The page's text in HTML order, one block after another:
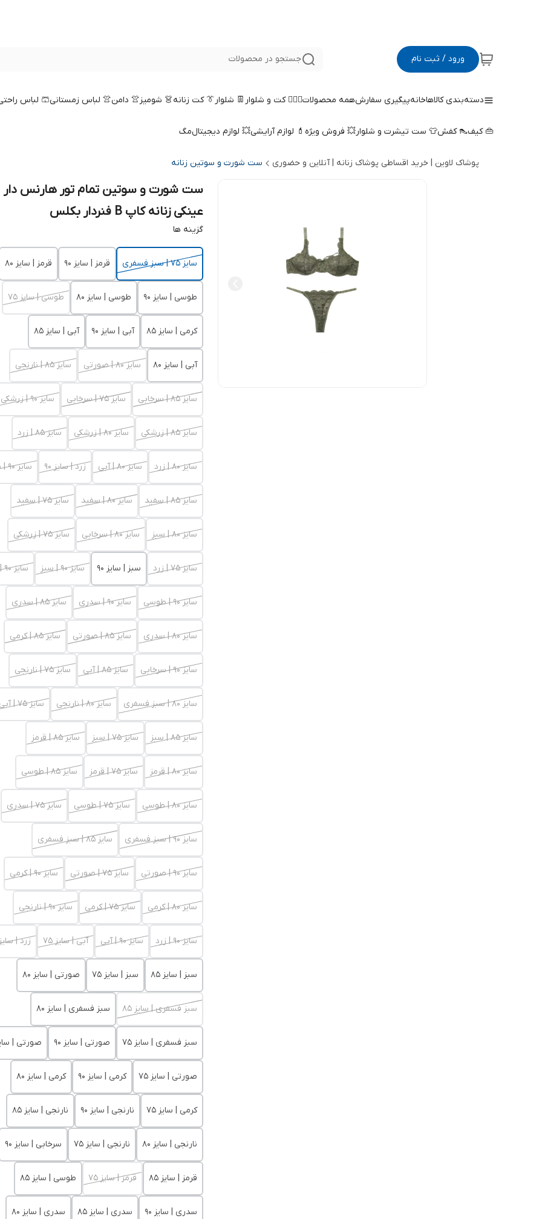
ورود / ثبت نام جستجو در محصولات
دسته‌بندی کالاهاخانهپیگیری سفارشهمه محصولات🤵🏻‍♀️ کت و شلوار 👖 شلوار👔 کت زنانه👗 شومیز👚 دامن👚 لباس زمستانی🩳 لباس
👜 کیف👠 کفش👕 ست تیشرت و شلوار💥 فروش ویژه 💄 لوازم آرایشی💥 لوازم دیجیتالمگ
پوشاک لاوین | خرید اقساطی پوشاک زنانه | آنلاین و حضوری ست شورت و سوتین زنانه
ست شورت و سوتین تمام تور هارنس دار
عینکی زنانه کاپ B فنردار بکلس
گزینه ها
سایز 75 | سبز فسفری قرمز | سایز 90 قرمز | سایز 80
طوسی | سایز 90 طوسی | سایز 80 طوسی | سایز 75
کرمی | سایز 85 آبی | سایز 90 آبی | سایز 85
آبی | سایز 80 سایز 80 | صورتی سایز 85 | نارنجی
سایز 85 | سرخابی سایز 75 | سرخابی سایز 90 | زرشکی
سایز 85 | زرشکی سایز 80 | زرشکی سایز 85 | زرد
سایز 80 | زرد سایز 80 | آبی زرد | سایز 90 سایز 90 | سفید
سایز 85 | سفید سایز 80 | سفید سایز 75 | سفید
سایز 80 | سبز سایز 80 | سرخابی سایز 75 | زرشکی
سایز 75 | زرد سبز | سایز 90 سایز 90 | سبز سایز 90 | قرمز
سایز 90 | طوسی سایز 90 | سدری سایز 85 | سدری
سایز 80 | سدری سایز 85 | صورتی سایز 85 | کرمی
سایز 90 | سرخابی سایز 85 | آبی سایز 75 | نارنجی
سایز 80 | سبز فسفری سایز 80 | نارنجی سایز 75 | آبی
سایز 85 | سبز سایز 75 | سبز سایز 85 | قرمز
سایز 80 | قرمز سایز 75 | قرمز سایز 85 | طوسی
سایز 80 | طوسی سایز 75 | طوسی سایز 75 | سدری
سایز 90 | سبز فسفری سایز 85 | سبز فسفری
سایز 90 | صورتی سایز 75 | صورتی سایز 90 | کرمی
سایز 80 | کرمی سایز 75 | کرمی سایز 90 | نارنجی
سایز 90 | زرد سایز 90 | آبی آبی | سایز 75 زرد | سایز
سبز | سایز 85 سبز | سایز 75 صورتی | سایز 80
سبز فسفری | سایز 85 سبز فسفری | سایز 80
سبز فسفری | سایز 75 صورتی | سایز 90 صورتی | سایز
صورتی | سایز 75 کرمی | سایز 90 کرمی | سایز 80
کرمی | سایز 75 نارنجی | سایز 90 نارنجی | سایز 85
نارنجی | سایز 80 نارنجی | سایز 75 سرخابی | سایز 90
قرمز | سایز 85 قرمز | سایز 75 طوسی | سایز 85
سدری | سایز 90 سدری | سایز 85 سدری | سایز 80